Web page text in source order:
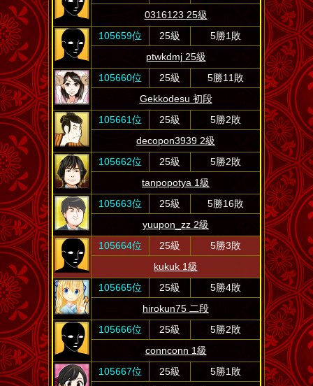
0316123 25級
105659位
25級
5勝1敗
ptwkdmj 25級
105660位
25級
5勝11敗
Gekkodesu 初段
105661位
25級
5勝2敗
decopon3939 2級
105662位
25級
5勝2敗
tanpopotya 1級
105663位
25級
5勝16敗
yuupon_zz 2級
105664位
25級
5勝3敗
kukuk 1級
105665位
25級
5勝4敗
hirokun75 二段
105666位
25級
5勝2敗
connconn 1級
105667位
25級
5勝1敗